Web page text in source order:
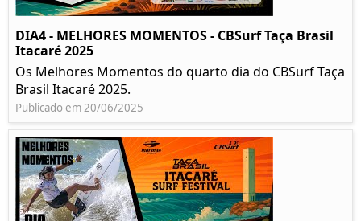
DIA4 - MELHORES MOMENTOS - CBSurf Taça Brasil
Itacaré 2025
Os Melhores Momentos do quarto dia do CBSurf Taça
Brasil Itacaré 2025.
Publicado em 20/06/2025